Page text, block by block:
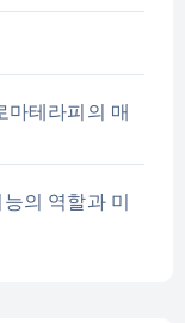
마테라피의 매
의 역할과 미